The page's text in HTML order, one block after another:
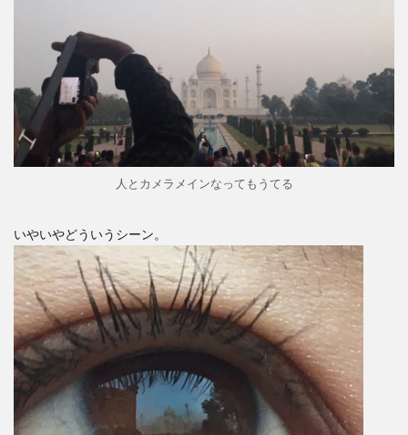
人とカメラメインなってもうてる
いやいやどういうシーン。